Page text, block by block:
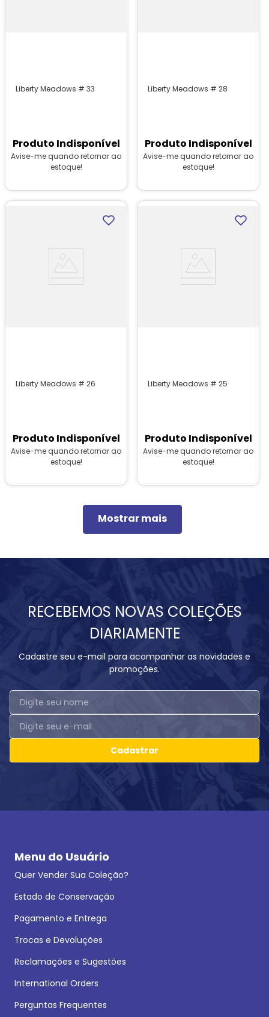
Liberty Meadows # 33
Produto Indisponível
Avise-me quando retornar ao
estoque!
Liberty Meadows # 28
Produto Indisponível
Avise-me quando retornar ao
estoque!
Liberty Meadows # 26
Produto Indisponível
Avise-me quando retornar ao
estoque!
Liberty Meadows # 25
Produto Indisponível
Avise-me quando retornar ao
estoque!
Mostrar mais
RECEBEMOS NOVAS COLEÇÕES
DIARIAMENTE
Cadastre seu e-mail para acompanhar as novidades e
promoções.
Cadastrar
Menu do Usuário
Quer Vender Sua Coleção?
Estado de Conservação
Pagamento e Entrega
Trocas e Devoluções
Reclamações e Sugestões
International Orders
Perguntas Frequentes